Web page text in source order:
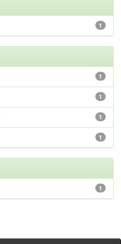
1
1
1
1
1
1